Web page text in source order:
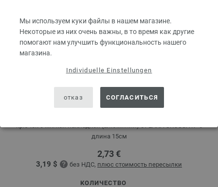
Мы используем куки файлы в нашем магазине.
Некоторые из них очень важны, в то время как другие
помогают нам улучшить функциональность нашего
магазина.
Individuelle Einstellungen
отказ СОГЛАСИТЬСЯ
крючок с мягкой накладкой (алюминий) от LANA GROSSA № 6
длина 15см
2,73 €
3,19 $ без НДС, плюс стоимость пересылки
КОЛИЧЕСТВО